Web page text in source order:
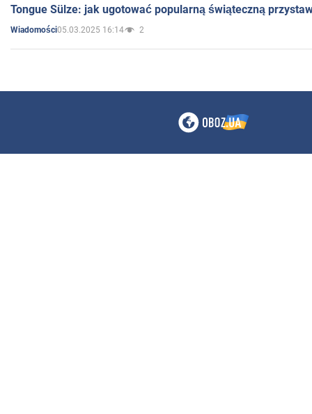
Tongue Sülze: jak ugotować popularną świąteczną
Wiadomości05.03.2025 16:14 2